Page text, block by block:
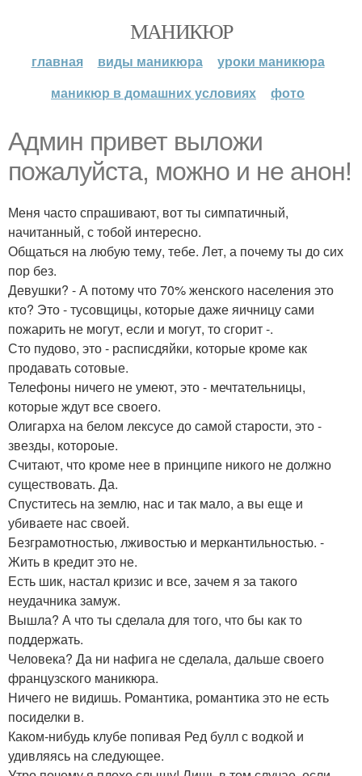
МАНИКЮР
главная виды маникюра
уроки маникюра
маникюр в домашних условиях
фото
Админ привет выложи
пожалуйста, можно и не анон!
Меня часто спрашивают, вот ты симпатичный,
начитанный, с тобой интересно.
Общаться на любую тему, тебе. Лет, а почему ты до сих
пор без.
Девушки? - А потому что 70% женского населения это
кто? Это - тусовщицы, которые даже яичницу сами
пожарить не могут, если и могут, то сгорит -.
Сто пудово, это - расписдяйки, которые кроме как
продавать сотовые.
Телефоны ничего не умеют, это - мечтательницы,
которые ждут все своего.
Олигарха на белом лексусе до самой старости, это -
звезды, котороые.
Считают, что кроме нее в принципе никого не должно
существовать. Да.
Спуститесь на землю, нас и так мало, а вы еще и
убиваете нас своей.
Безграмотностью, лживостью и меркантильностью. -
Жить в кредит это не.
Есть шик, настал кризис и все, зачем я за такого
неудачника замуж.
Вышла? А что ты сделала для того, что бы как то
поддержать.
Человека? Да ни нафига не сделала, дальше своего
французского маникюра.
Ничего не видишь. Романтика, романтика это не есть
посиделки в.
Каком-нибудь клубе попивая Ред булл с водкой и
удивляясь на следующее.